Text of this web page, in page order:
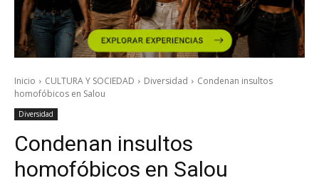
Inicio CULTURA Y SOCIEDAD Diversidad
Condenan insultos
homofóbicos en Salou
Diversidad
Condenan insultos
homofóbicos en Salou